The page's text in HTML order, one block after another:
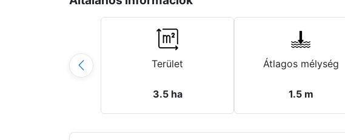
Terület
3.5 ha
Átlagos mélység
1.5 m